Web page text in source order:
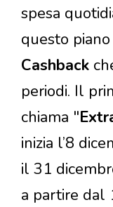
spesa
questo
Cashback
periodi. Il
chiama "
inizia l’8
il 31
a partire dal